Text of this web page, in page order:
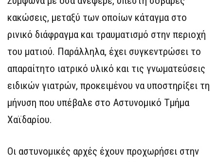
κακώσεις, μεταξύ των οποίων κάταγμα στο
ρινικό διάφραγμα και τραυματισμό στην περιοχή
του ματιού. Παράλληλα, έχει συγκεντρώσει το
απαραίτητο ιατρικό υλικό και τις γνωματεύσεις
ειδικών γιατρών, προκειμένου να υποστηρίξει τη
μήνυση που υπέβαλε στο Αστυνομικό Τμήμα
Χαϊδαρίου.
Οι αστυνομικές αρχές έχουν προχωρήσει στην